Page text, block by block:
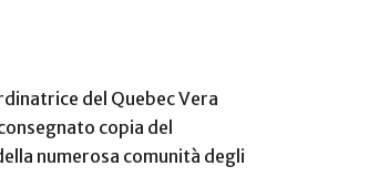
del Quebec Vera
copia del
numerosa comunità degli